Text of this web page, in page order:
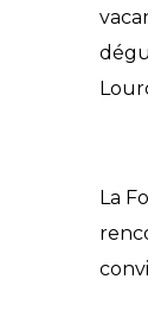
La